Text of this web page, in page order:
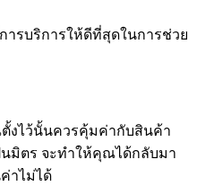
รบริการให้ดีที่สุดในการช่วย
งไว้นั้นควรคุ้มค่ากับสินค้า
มิตร จะทำให้คุณได้กลับมา
าไม่ได้